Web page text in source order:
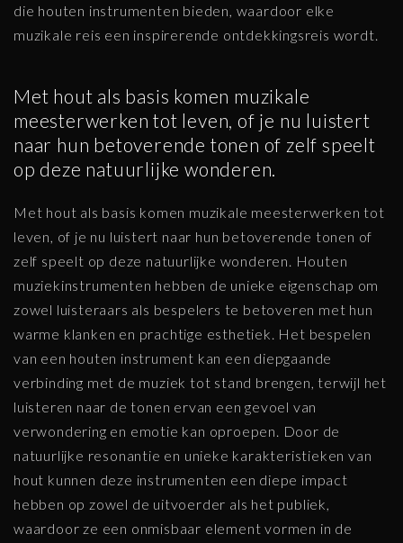
die houten instrumenten bieden, waardoor elke
muzikale reis een inspirerende ontdekkingsreis wordt.
Met hout als basis komen muzikale
meesterwerken tot leven, of je nu luistert
naar hun betoverende tonen of zelf speelt
op deze natuurlijke wonderen.
Met hout als basis komen muzikale meesterwerken tot
leven, of je nu luistert naar hun betoverende tonen of
zelf speelt op deze natuurlijke wonderen. Houten
muziekinstrumenten hebben de unieke eigenschap om
zowel luisteraars als bespelers te betoveren met hun
warme klanken en prachtige esthetiek. Het bespelen
van een houten instrument kan een diepgaande
verbinding met de muziek tot stand brengen, terwijl het
luisteren naar de tonen ervan een gevoel van
verwondering en emotie kan oproepen. Door de
natuurlijke resonantie en unieke karakteristieken van
hout kunnen deze instrumenten een diepe impact
hebben op zowel de uitvoerder als het publiek,
waardoor ze een onmisbaar element vormen in de